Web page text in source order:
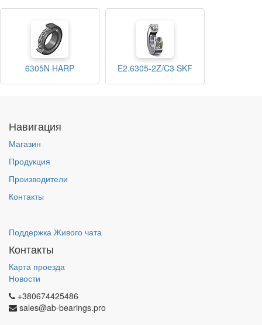
6305N HARP E2.6305-2Z/C3 SKF
Навигация
Магазин
Продукция
Производители
Контакты
Поддержка Живого чата
Контакты
Карта проезда
Новости
+380674425486
sales@ab-bearings.pro